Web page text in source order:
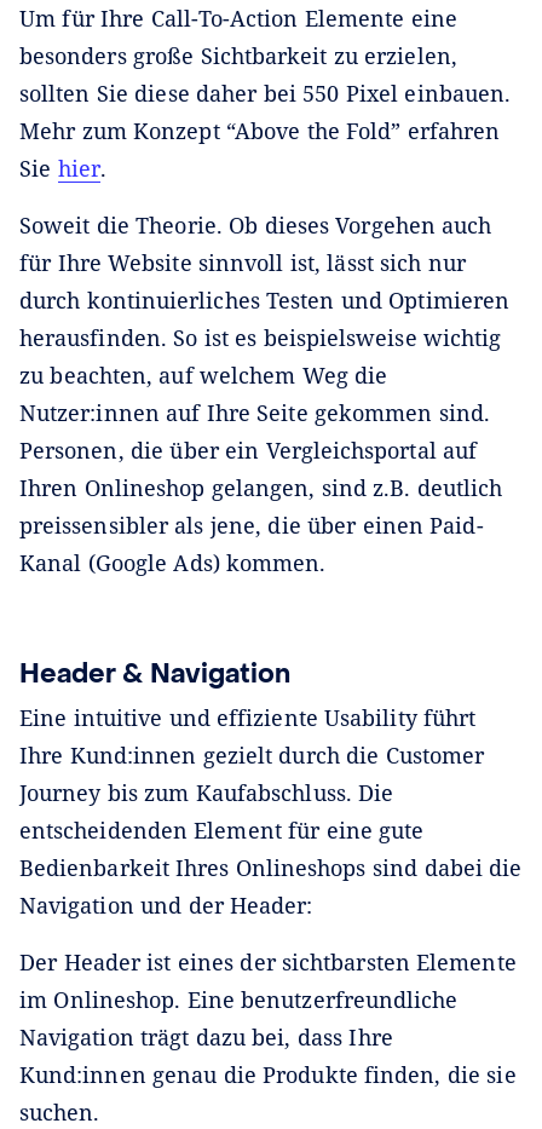
Um für Ihre Call-To-Action Elemente eine
besonders große Sichtbarkeit zu erzielen,
sollten Sie diese daher bei 550 Pixel einbauen.
Mehr zum Konzept “Above the Fold” erfahren
Sie hier.
Soweit die Theorie. Ob dieses Vorgehen auch
für Ihre Website sinnvoll ist, lässt sich nur
durch kontinuierliches Testen und Optimieren
herausfinden. So ist es beispielsweise wichtig
zu beachten, auf welchem Weg die
Nutzer:innen auf Ihre Seite gekommen sind.
Personen, die über ein Vergleichsportal auf
Ihren Onlineshop gelangen, sind z.B. deutlich
preissensibler als jene, die über einen Paid-
Kanal (Google Ads) kommen.
Header & Navigation
Eine intuitive und effiziente Usability führt
Ihre Kund:innen gezielt durch die Customer
Journey bis zum Kaufabschluss. Die
entscheidenden Element für eine gute
Bedienbarkeit Ihres Onlineshops sind dabei die
Navigation und der Header:
Der Header ist eines der sichtbarsten Elemente
im Onlineshop. Eine benutzerfreundliche
Navigation trägt dazu bei, dass Ihre
Kund:innen genau die Produkte finden, die sie
suchen.